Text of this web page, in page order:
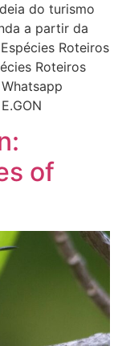
do turismo
a partir da
Roteiros
Roteiros
of